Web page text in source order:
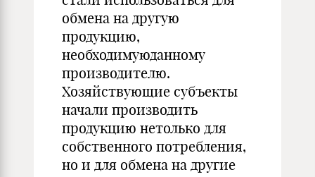
обмена на другую
продукцию,
необходимуюданному
производителю.
Хозяйствующие субъекты
начали производить
продукцию нетолько для
собственного потребления,
но и для обмена на другие